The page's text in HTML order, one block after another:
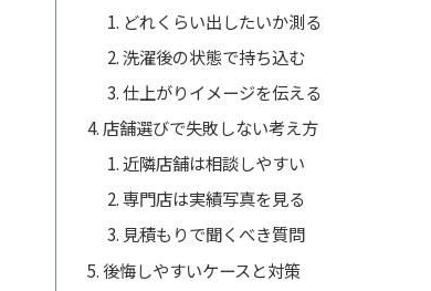
どれくらい出したいか測る
洗濯後の状態で持ち込む
仕上がりイメージを伝える
店舗選びで失敗しない考え方
近隣店舗は相談しやすい
専門店は実績写真を見る
見積もりで聞くべき質問
後悔しやすいケースと対策